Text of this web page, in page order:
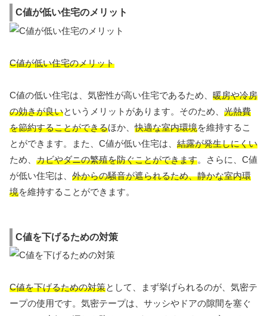
C値が低い住宅のメリット
C値が低い住宅のメリット
C値の低い住宅は、気密性が高い住宅であるため、 暖房や冷房
の効きが良いというメリットがあります。そのため、 光熱費
を節約することができるほか、快適な室内環境を維持するこ
とができます。また、C値が低い住宅は、 結露が発生しにくい
ため、 カビやダニの繁殖を防ぐことができます。さらに、C値
が低い住宅は、 外からの騒音が遮られるため、静かな室内環
境を維持することができます。
C値を下げるための対策
C値を下げるための対策として、まず挙げられるのが、気密テ
ープの使用です。気密テープは、サッシやドアの隙間を塞ぐ